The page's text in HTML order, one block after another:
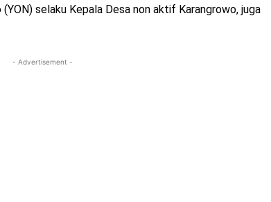
selaku Kepala Desa non aktif Karangrowo, juga
- Advertisement -